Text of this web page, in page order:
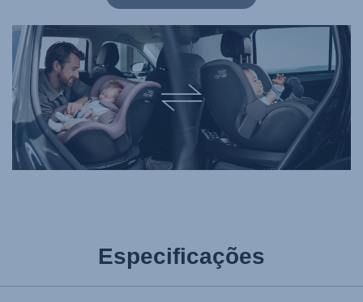
Especificações